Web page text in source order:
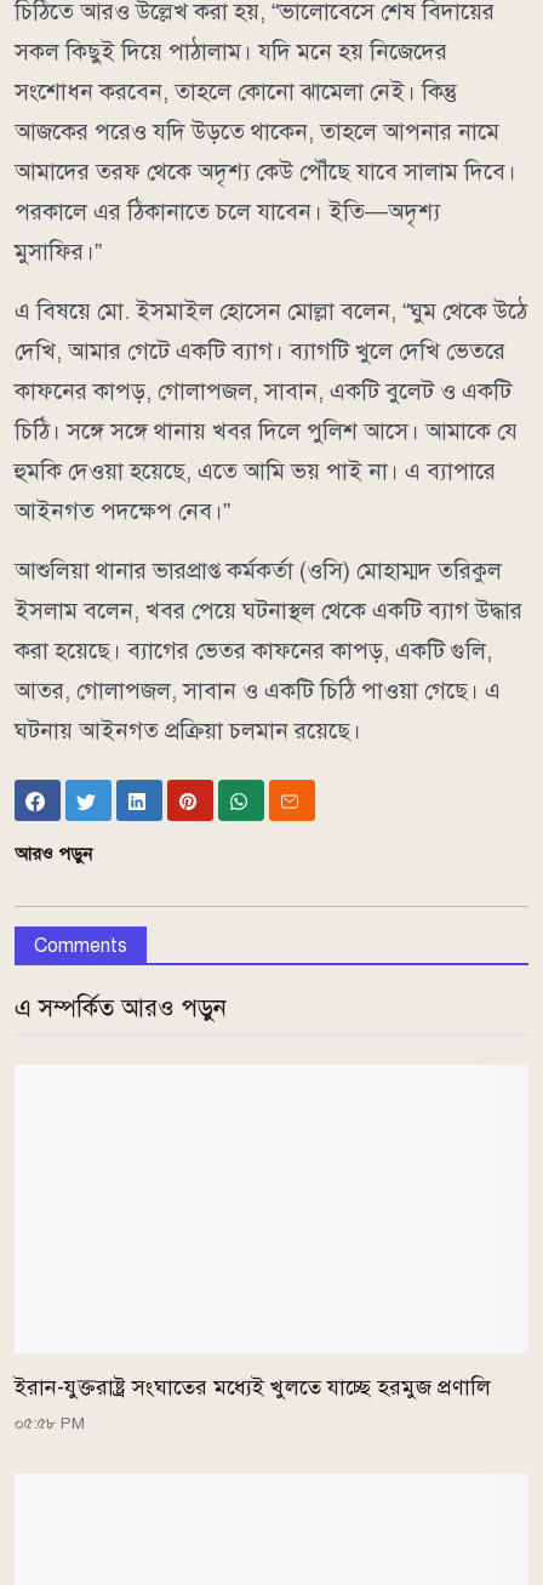
চিঠিতে আরও উল্লেখ করা হয়, “ভালোবেসে শেষ বিদায়ের
সকল কিছুই দিয়ে পাঠালাম। যদি মনে হয় নিজেদের
সংশোধন করবেন, তাহলে কোনো ঝামেলা নেই। কিন্তু
আজকের পরেও যদি উড়তে থাকেন, তাহলে আপনার নামে
আমাদের তরফ থেকে অদৃশ্য কেউ পৌঁছে যাবে সালাম দিবে।
পরকালে এর ঠিকানাতে চলে যাবেন। ইতি—অদৃশ্য
মুসাফির।”
এ বিষয়ে মো. ইসমাইল হোসেন মোল্লা বলেন, “ঘুম থেকে উঠে
দেখি, আমার গেটে একটি ব্যাগ। ব্যাগটি খুলে দেখি ভেতরে
কাফনের কাপড়, গোলাপজল, সাবান, একটি বুলেট ও একটি
চিঠি। সঙ্গে সঙ্গে থানায় খবর দিলে পুলিশ আসে। আমাকে যে
হুমকি দেওয়া হয়েছে, এতে আমি ভয় পাই না। এ ব্যাপারে
আইনগত পদক্ষেপ নেব।”
আশুলিয়া থানার ভারপ্রাপ্ত কর্মকর্তা (ওসি) মোহাম্মদ তরিকুল
ইসলাম বলেন, খবর পেয়ে ঘটনাস্থল থেকে একটি ব্যাগ উদ্ধার
করা হয়েছে। ব্যাগের ভেতর কাফনের কাপড়, একটি গুলি,
আতর, গোলাপজল, সাবান ও একটি চিঠি পাওয়া গেছে। এ
ঘটনায় আইনগত প্রক্রিয়া চলমান রয়েছে।
আরও পড়ুন
Comments
এ সম্পর্কিত আরও পড়ুন
ইরান-যুক্তরাষ্ট্র সংঘাতের মধ্যেই খুলতে যাচ্ছে হরমুজ প্রণালি
০৫:৫৮ PM